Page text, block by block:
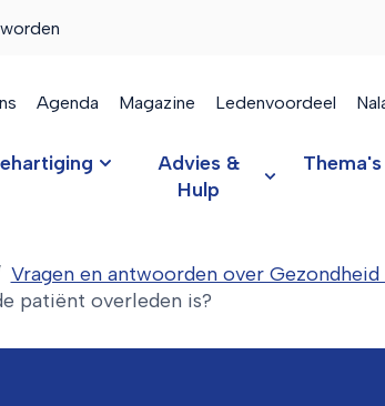
Agenda Magazine Ledenvoordeel
Advies &
Hulp
Thema's
Vragen en antwoorden over
patiënt overleden is?